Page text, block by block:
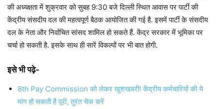
की अध्यक्षता में शुक्रवार को सुबह 9:30 बजे दिल्ली स्थित आवास पर पार्टी की
केंद्रीय संसदीय दल की महत्वपूर्ण बैठक आयोजित की गई है. इसमें पार्टी के संसदीय
दल के नेता और निर्वाचित सांसद शामिल हो सकते हैं. केंद्र सरकार में भूमिका पर
चर्चा हो सकती है. इसके साथ ही सारें विकल्पों पर भी बात होगी.
इसे भी पढ़े-
8th Pay Commission को लेकर खुशखबरी! केंद्रीय कर्मचारियों की ये
मांग हो सकती है पूरी, तुरंत चेक करें